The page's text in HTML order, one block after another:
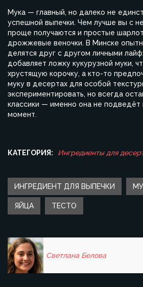
Мука — главный, но далеко не
успешной выпечки. Чем лучше вы с
проще получаются и простые
дрожжевые веночки. В Минске
делятся друг с другом личными
добавляет ложку кукурузной муки,
хрустящую корочку, а кто-то
муку в десертах для особой
экспериментировать, но всегда
классики — именно она не
момент.
КАТЕГОРИЯ: Ингредиенты для
ИНГРЕДИЕНТ ДЛЯ ВЫПЕЧКИ
ЯЙЦА ТЕСТО
Светлана Белова